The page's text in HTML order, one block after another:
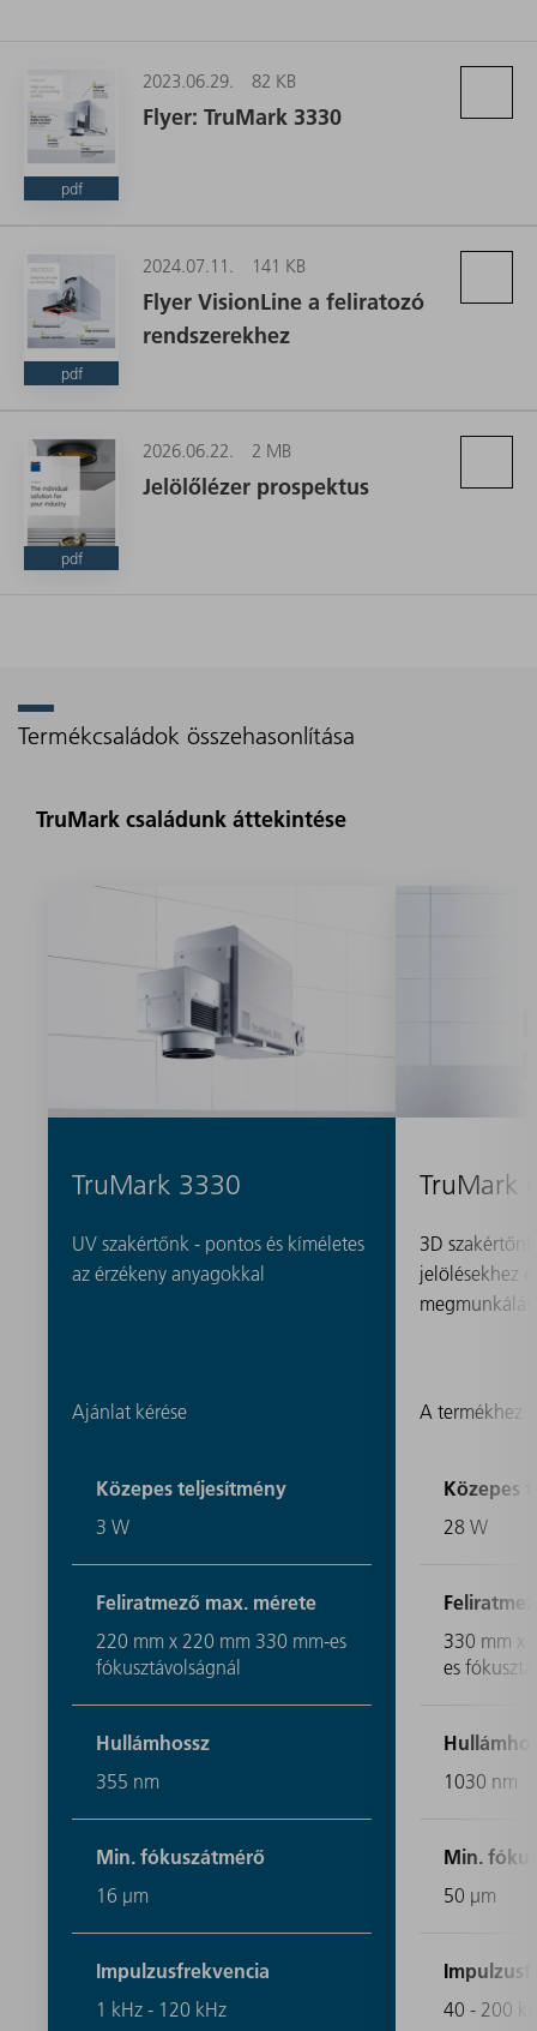
pdf
2023.06.29. 82 KB
Flyer: TruMark 3330
pdf
2024.07.11. 141 KB
Flyer VisionLine a feliratozó
rendszerekhez
pdf
2026.06.22. 2 MB
Jelölőlézer prospektus
Termékcsaládok összehasonlítása
TruMark családunk áttekintése
TruMark 3330
UV szakértőnk - pontos és kíméletes
az érzékeny anyagokkal
Ajánlat kérése
Közepes teljesítmény
3 W
Feliratmező max. mérete
220 mm x 220 mm 330 mm-es
fókusztávolságnál
Hullámhossz
355 nm
Min. fókuszátmérő
16 μm
Impulzusfrekvencia
1 kHz - 120 kHz
TruMark
3D
jelölésekhez
A termékhez
Közepes
28 W
330 mm x
es
1030 nm
Min.
50 μm
40 - 200